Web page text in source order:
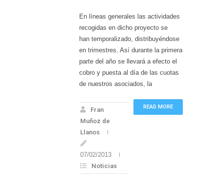
En líneas generales las actividades
recogidas en dicho proyecto se
han temporalizado, distribuyéndose
en trimestres. Así durante la primera
parte del año se llevará a efecto el
cobro y puesta al día de las cuotas
de nuestros asociados, la
READ MORE
Fran
Muñoz de
Llanos
07/02/2013
Noticias